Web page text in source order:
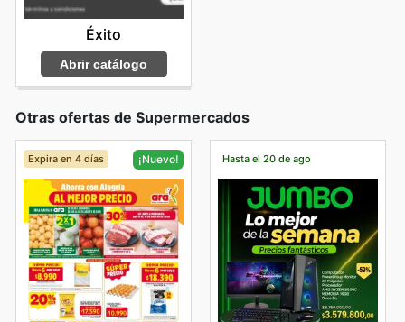
Éxito
Abrir catálogo
Otras ofertas de Supermercados
Expira en 4 días ¡Nuevo! Hasta el 20 de ago